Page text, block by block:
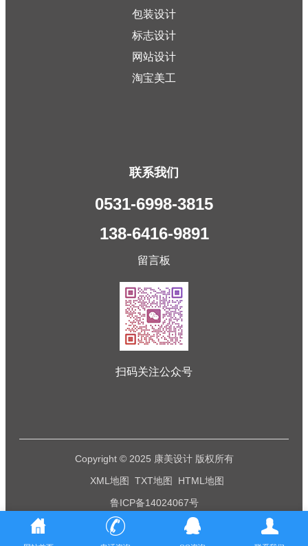
包装设计
标志设计
网站设计
淘宝美工
联系我们
0531-6998-3815
138-6416-9891
留言板
扫码关注公众号
Copyright © 2025 康美设计 版权所有
XML地图
TXT地图
HTML地图
鲁ICP备14024067号